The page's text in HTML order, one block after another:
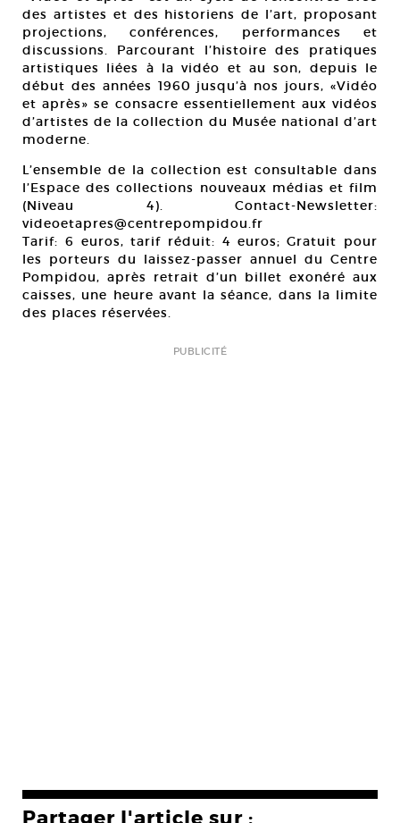
des artistes et des historiens de l’art, proposant
projections, conférences, performances et
discussions. Parcourant l’histoire des pratiques
artistiques liées à la vidéo et au son, depuis le
début des années 1960 jusqu’à nos jours, «Vidéo
et après» se consacre essentiellement aux vidéos
d’artistes de la collection du Musée national d’art
moderne.
L’ensemble de la collection est consultable dans
l’Espace des collections nouveaux médias et film
(Niveau 4). Contact-Newsletter:
videoetapres@centrepompidou.fr
Tarif: 6 euros, tarif réduit: 4 euros; Gratuit pour
les porteurs du laissez-passer annuel du Centre
Pompidou, après retrait d’un billet exonéré aux
caisses, une heure avant la séance, dans la limite
des places réservées.
PUBLICITÉ